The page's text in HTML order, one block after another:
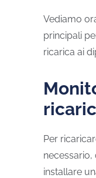
Vediamo
principali
ricarica ai
Per
installare